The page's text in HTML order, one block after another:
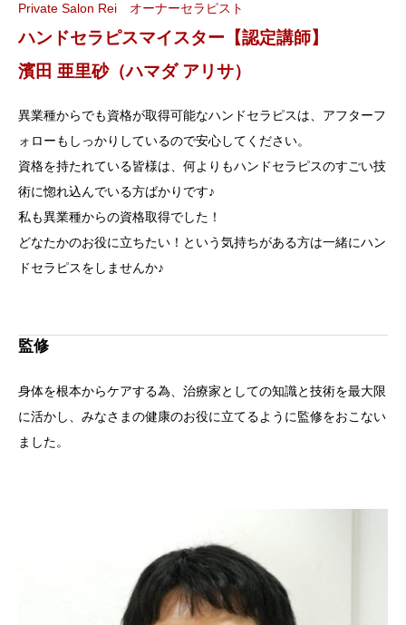
Private Salon Rei オーナーセラピスト
ハンドセラピスマイスター【認定講師】
濱田 亜里砂（ハマダ アリサ）
異業種からでも資格が取得可能なハンドセラピスは、アフターフ
ォローもしっかりしているので安心してください。
資格を持たれている皆様は、何よりもハンドセラピスのすごい技
術に惚れ込んでいる方ばかりです♪
私も異業種からの資格取得でした！
どなたかのお役に立ちたい！という気持ちがある方は一緒にハン
ドセラピスをしませんか♪
監修
身体を根本からケアする為、治療家としての知識と技術を最大限
に活かし、みなさまの健康のお役に立てるように監修をおこない
ました。